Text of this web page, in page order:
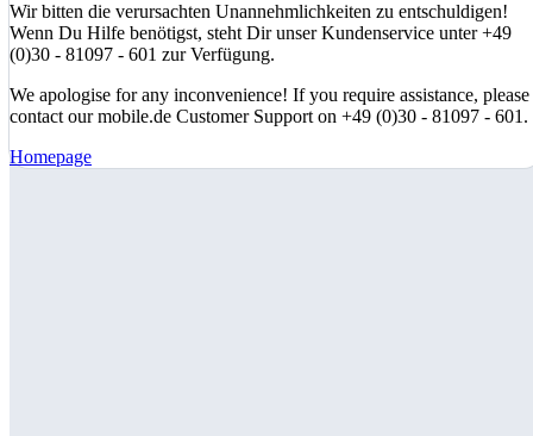
Wir bitten die verursachten Unannehmlichkeiten zu entschuldigen!
Wenn Du Hilfe benötigst, steht Dir unser Kundenservice unter +49
(0)30 - 81097 - 601 zur Verfügung.
We apologise for any inconvenience! If you require assistance, please
contact our mobile.de Customer Support on +49 (0)30 - 81097 - 601.
Homepage